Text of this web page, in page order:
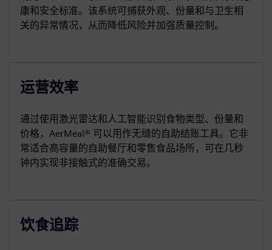
康和安全标准。该系统可捕获外观、份量和与卫生相
关的异常情况，从而降低风险并加强质量控制。
运营效率
通过使用激光雷达和人工智能识别食物类型、份量和
价格，AerMeal® 可以用作无缝的自助结账工具。它非
常适合高容量的自助餐厅和零售食品场所，可在几秒
钟内实现非接触式的准确交易。
饮食追踪